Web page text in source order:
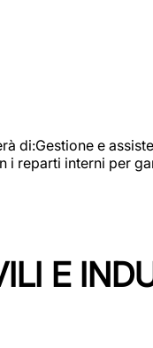
di:Gestione e
reparti interni per
E